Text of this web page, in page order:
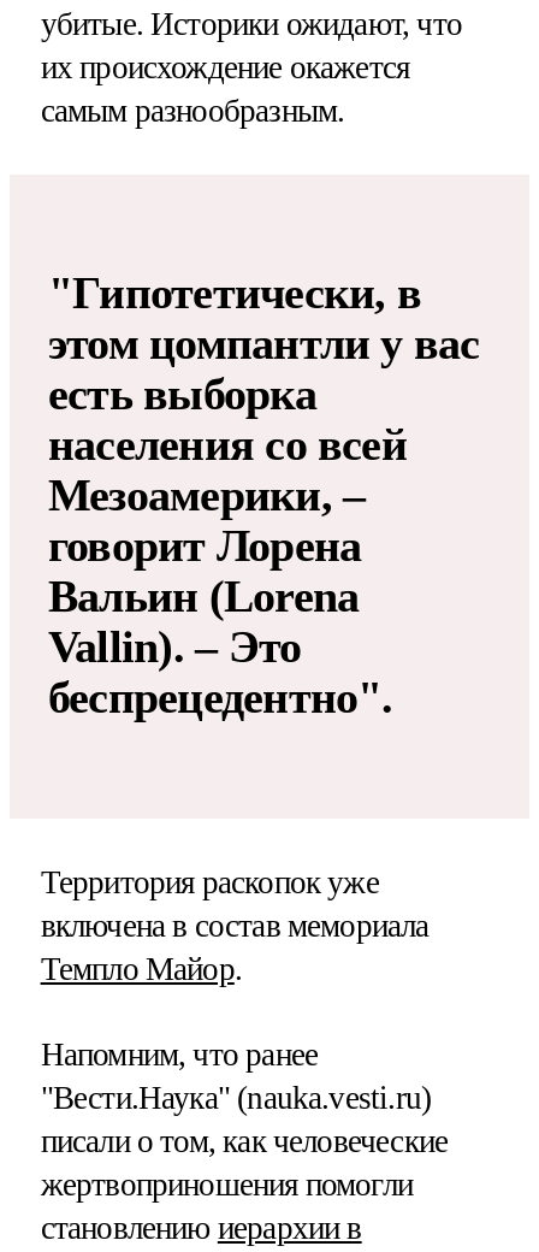
убитые. Историки ожидают, что
их происхождение окажется
самым разнообразным.
"Гипотетически, в
этом цомпантли у вас
есть выборка
населения со всей
Мезоамерики, –
говорит Лорена
Вальин (Lorena
Vallin). – Это
беспрецедентно".
Территория раскопок уже
включена в состав мемориала
Темпло Майор.
Напомним, что ранее
"Вести.Наука" (nauka.vesti.ru)
писали о том, как человеческие
жертвоприношения помогли
становлению иерархии в